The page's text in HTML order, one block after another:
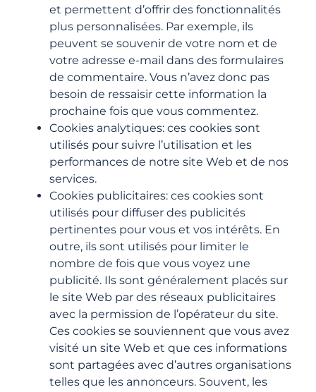
et permettent d’offrir des fonctionnalités
plus personnalisées. Par exemple, ils
peuvent se souvenir de votre nom et de
votre adresse e-mail dans des formulaires
de commentaire. Vous n’avez donc pas
besoin de ressaisir cette information la
prochaine fois que vous commentez.
Cookies analytiques: ces cookies sont
utilisés pour suivre l’utilisation et les
performances de notre site Web et de nos
services.
Cookies publicitaires: ces cookies sont
utilisés pour diffuser des publicités
pertinentes pour vous et vos intérêts. En
outre, ils sont utilisés pour limiter le
nombre de fois que vous voyez une
publicité. Ils sont généralement placés sur
le site Web par des réseaux publicitaires
avec la permission de l’opérateur du site.
Ces cookies se souviennent que vous avez
visité un site Web et que ces informations
sont partagées avec d’autres organisations
telles que les annonceurs. Souvent, les